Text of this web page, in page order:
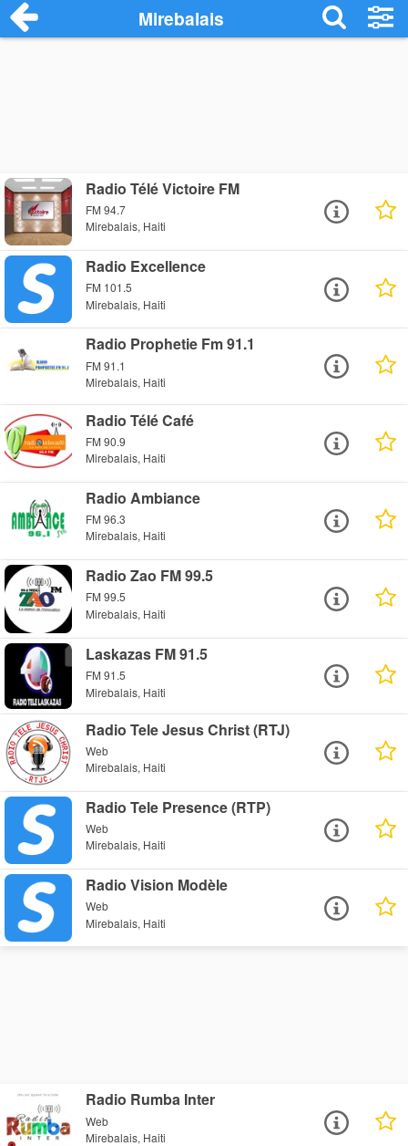
Mirebalais
Radio Télé Victoire FM
FM 94.7
Mirebalais, Haiti
Radio Excellence
FM 101.5
Mirebalais, Haiti
Radio Prophetie Fm 91.1
FM 91.1
Mirebalais, Haiti
Radio Télé Café
FM 90.9
Mirebalais, Haiti
Radio Ambiance
FM 96.3
Mirebalais, Haiti
Radio Zao FM 99.5
FM 99.5
Mirebalais, Haiti
Laskazas FM 91.5
FM 91.5
Mirebalais, Haiti
Radio Tele Jesus Christ (RTJ)
Web
Mirebalais, Haiti
Radio Tele Presence (RTP)
Web
Mirebalais, Haiti
Radio Vision Modèle
Web
Mirebalais, Haiti
Radio Rumba Inter
Web
Mirebalais, Haiti